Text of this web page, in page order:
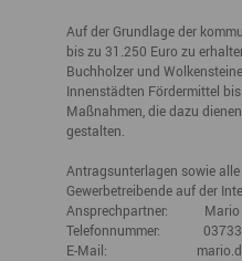
Büro- &
Gewerberäume
Auf der Grundlage der
bis zu 31.250 Euro zu
Buchholzer und
Innenstädten Fördermittel
Maßnahmen, die dazu
gestalten.
Antragsunterlagen sowie
Gewerbetreibende auf der
Ansprechpartner: Mario
Telefonnummer: 03733
E-Mail: